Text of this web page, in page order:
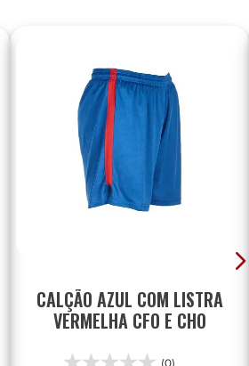
CALÇÃO AZUL COM LISTRA
VERMELHA CFO E CHO
(0)